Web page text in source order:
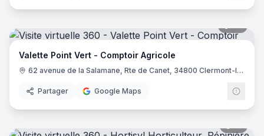
Valette Point Vert - Comptoir Agricole
62 avenue de la Salamane, Rte de Canet, 34800 Clermont-l'Hérault
Partager Google Maps